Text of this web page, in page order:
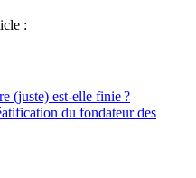
:
(juste) est-elle finie ?
du fondateur des